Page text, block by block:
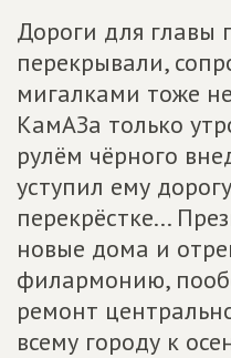
Дороги для главы
перекрывали,
мигалками тоже
КамАЗа только
рулём чёрного
уступил ему
перекрёстке...
новые дома и
филармонию,
ремонт
всему городу к